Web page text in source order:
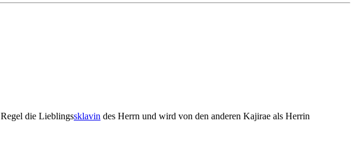
die Lieblings­sklavin des Herrn und wird von den anderen Kajirae als Herrin